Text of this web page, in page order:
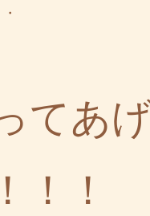
てあ
！！